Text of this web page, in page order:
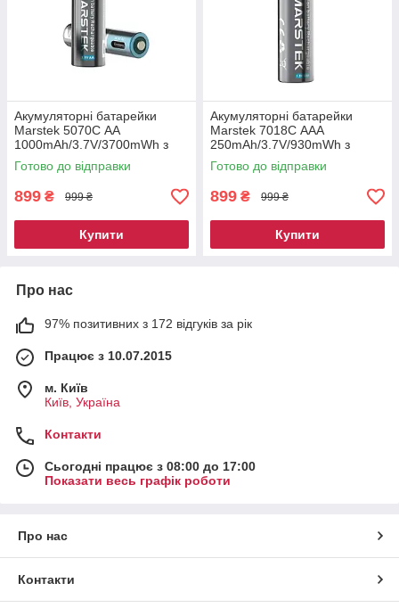
Акумуляторні батарейки
Marstek 5070С AA
1000mAh/3.7V/3700mWh з
роз'ємом USB Type-C, 4шт
(5070C)
Готово до відправки
899 ₴ 999 ₴
Купити
Акумуляторні батарейки
Marstek 7018С AAA
250mAh/3.7V/930mWh з
роз'ємом USB Type-C, 4шт
(7018С)
Готово до відправки
899 ₴ 999 ₴
Купити
Про нас
97% позитивних з 172 відгуків за рік
Працює з 10.07.2015
м. Київ
Київ, Україна
Контакти
Сьогодні працює з 08:00 до 17:00
Показати весь графік роботи
Про нас
Контакти